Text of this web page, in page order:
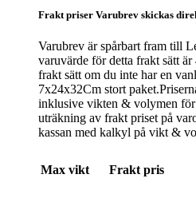
Frakt priser Varubrev skickas
Varubrev är spårbart fram till
varuvärde för detta frakt sätt är
frakt sätt om du inte har en
7x24x32Cm stort
inklusive vikten & volymen
uträkning av frakt priset på
kassan med kalkyl på vikt &
Max vikt Frakt pris